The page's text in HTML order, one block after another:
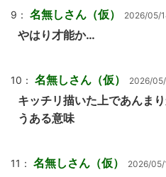
9： 名無しさん（仮） 2026/05/
やはり才能か…
10： 名無しさん（仮） 2026/
キッチリ描いた上であんま
うある意味
11： 名無しさん（仮） 2026/05/